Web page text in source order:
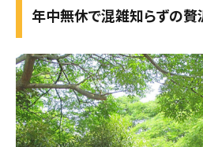
年中無休で混雑知らずの贅